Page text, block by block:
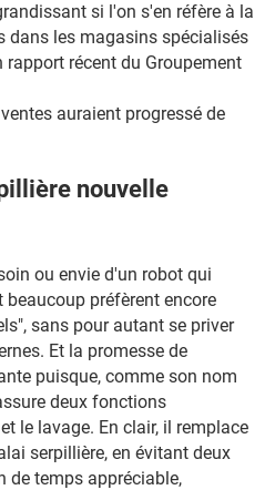
si l'on s'en réfère à la
dans les magasins spécialisés
rapport récent du Groupement
auraient progressé de
nouvelle
ou envie d'un robot qui
beaucoup préfèrent encore
sans pour autant se priver
Et la promesse de
puisque, comme son nom
deux fonctions
le lavage. En clair, il remplace
serpillière, en évitant deux
de temps appréciable,